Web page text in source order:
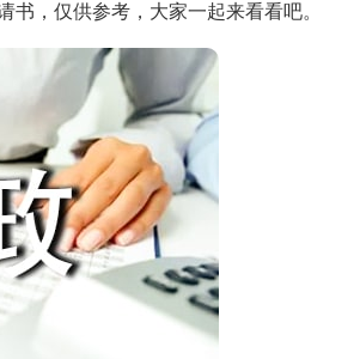
，仅供参考，大家一起来看看吧。